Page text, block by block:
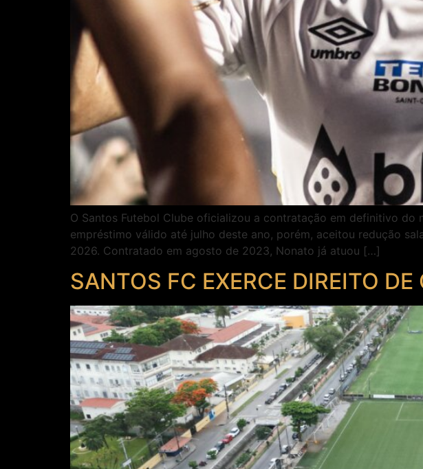
O Santos Futebol Clube oficializou a contratação em definitivo
empréstimo válido até julho deste ano, porém, aceitou redução
2026. Contratado em agosto de 2023, Nonato já atuou […]
SANTOS FC EXERCE DIREITO